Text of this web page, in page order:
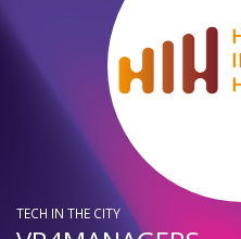
TECH IN THE CITY